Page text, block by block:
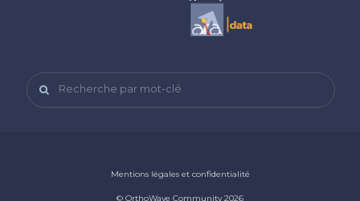
Recherche par mot-clé
Mentions légales et confidentialité
© OrthoWave Community 2026